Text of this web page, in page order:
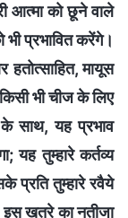
आत्मा को छूने वाले
भी प्रभावित करेंगे।
मायूस
भी चीज के लिए
साथ, यह प्रभाव
यह तुम्हारे कर्तव्य
प्रति तुम्हारे रवैये
इस खतरे का नतीजा